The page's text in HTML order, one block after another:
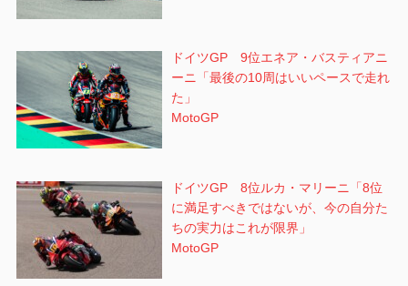
ドイツGP 9位エネア・バスティアニ
ーニ「最後の10周はいいペースで走れ
た」
MotoGP
ドイツGP 8位ルカ・マリーニ「8位
に満足すべきではないが、今の自分た
ちの実力はこれが限界」
MotoGP